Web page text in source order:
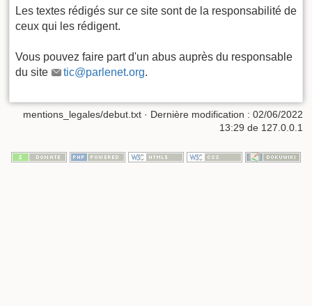
Les textes rédigés sur ce site sont de la responsabilité de
ceux qui les rédigent.
Vous pouvez faire part d'un abus auprès du responsable
du site
tic@parlenet.org.
mentions_legales/debut.txt · Dernière modification : 02/06/2022
13:29 de 127.0.0.1